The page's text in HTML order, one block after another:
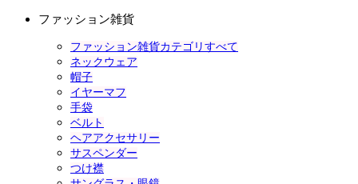
ファッション雑貨
ファッション雑貨カテゴリすべて
ネックウェア
帽子
イヤーマフ
手袋
ベルト
ヘアアクセサリー
サスペンダー
つけ襟